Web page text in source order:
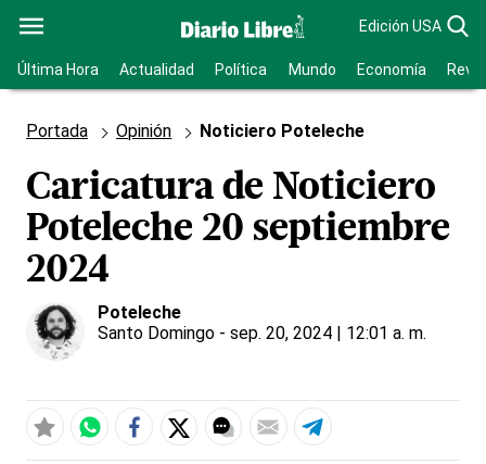
Edición USA
Última Hora Actualidad Política Mundo Economía
Portada Opinión Noticiero Poteleche
Caricatura de Noticiero
Poteleche 20 septiembre
2024
Poteleche
Santo Domingo - sep. 20, 2024 | 12:01 a. m.